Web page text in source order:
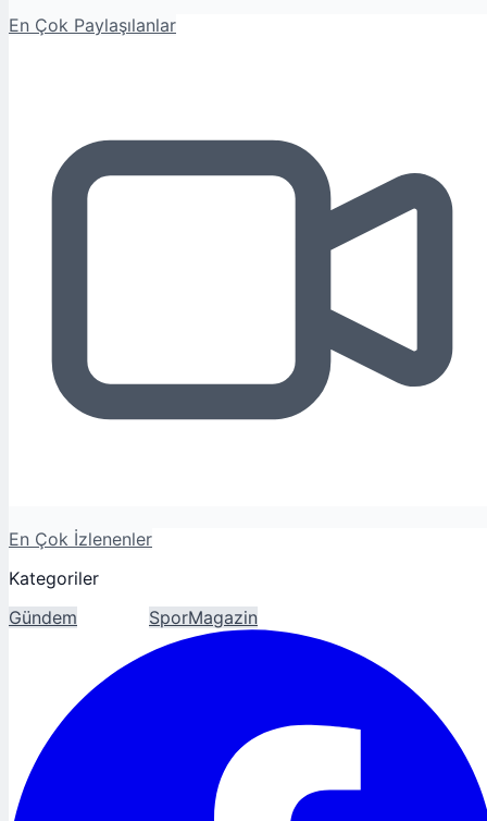
En Çok Paylaşılanlar
En Çok İzlenenler
Kategoriler
Gündem
SporMagazin